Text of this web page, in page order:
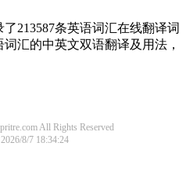
213587条英语词汇在线翻译词
汇的中英文双语翻译及用法，
All Rights Reserved
8/7 18:34:24